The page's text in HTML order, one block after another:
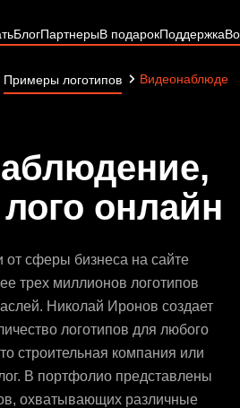
БлогПартнерыВ подарокПоддержка
Примеры логотипов
онлайн
от сферы бизнеса на сайте
трех миллионов логотипов
Николай Иронов создает
логотипов для любого
строительная компания или
В портфолио представлены
охватывающих различные